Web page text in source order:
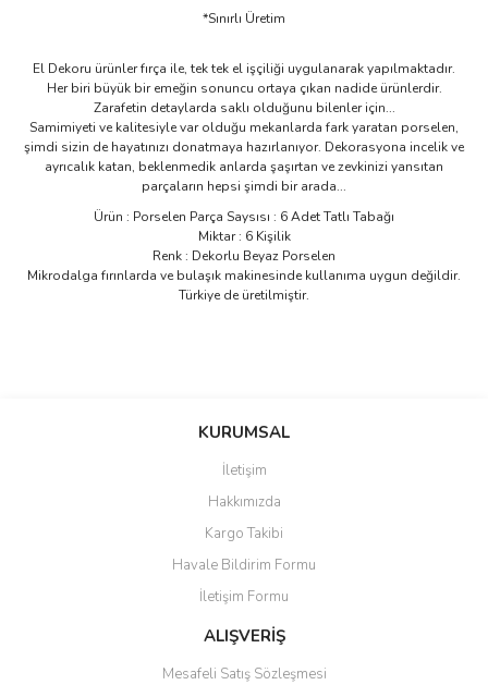
*Sınırlı Üretim
El Dekoru ürünler fırça ile, tek tek el işçiliği uygulanarak yapılmaktadır.
Her biri büyük bir emeğin sonuncu ortaya çıkan nadide ürünlerdir.
Zarafetin detaylarda saklı olduğunu bilenler için...
Samimiyeti ve kalitesiyle var olduğu mekanlarda fark yaratan porselen,
şimdi sizin de hayatınızı donatmaya hazırlanıyor. Dekorasyona incelik ve
ayrıcalık katan, beklenmedik anlarda şaşırtan ve zevkinizi yansıtan
parçaların hepsi şimdi bir arada...
Ürün : Porselen Parça Saysısı : 6 Adet Tatlı Tabağı
Miktar : 6 Kişilik
Renk : Dekorlu Beyaz Porselen
Mikrodalga fırınlarda ve bulaşık makinesinde kullanıma uygun değildir.
Türkiye de üretilmiştir.
Bu ürüne ilk yorumu siz yapın!
Ürün resmi kalitesiz, bozuk veya görüntülenemiyor.
Ürün açıklamasında eksik bilgiler bulunuyor.
Ürün bilgilerinde hatalar bulunuyor.
Ürün fiyatı diğer sitelerden daha pahalı.
Bu ürüne benzer farklı alternatifler olmalı.
KURUMSAL
İletişim
Hakkımızda
Kargo Takibi
Havale Bildirim Formu
İletişim Formu
ALIŞVERİŞ
Mesafeli Satış Sözleşmesi